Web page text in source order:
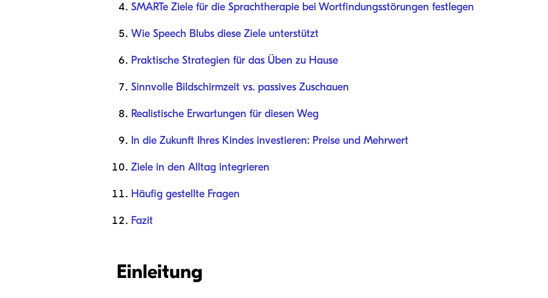
SMARTe Ziele für die Sprachtherapie bei Wortfindungsstörungen festlegen
Wie Speech Blubs diese Ziele unterstützt
Praktische Strategien für das Üben zu Hause
Sinnvolle Bildschirmzeit vs. passives Zuschauen
Realistische Erwartungen für diesen Weg
In die Zukunft Ihres Kindes investieren: Preise und Mehrwert
Ziele in den Alltag integrieren
Häufig gestellte Fragen
Fazit
Einleitung